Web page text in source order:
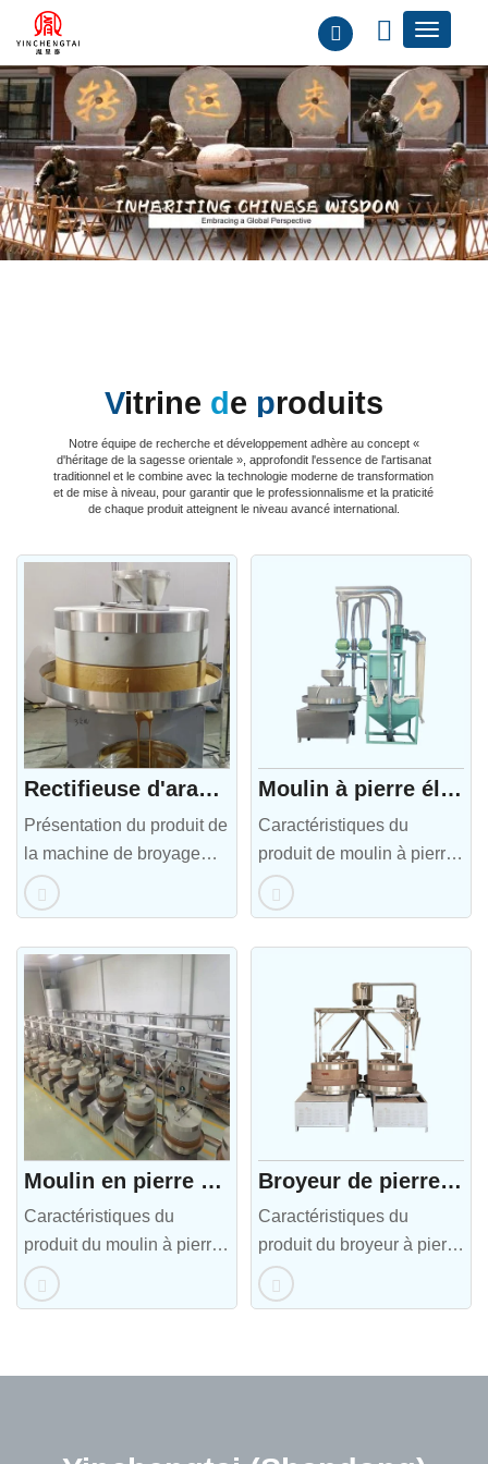
Vitrine de produits
Notre équipe de recherche et développement adhère au concept «
d'héritage de la sagesse orientale », approfondit l'essence de l'artisanat
traditionnel et le combine avec la technologie moderne de transformation
et de mise à niveau, pour garantir que le professionnalisme et la praticité
de chaque produit atteignent le niveau avancé international.
Rectifieuse d'arachide
Présentation du produit de
la machine de broyage
d'arachides Moulin à
pierre pour beurre de
machine utilisée pour
moudre des cacahuètes et
différentes noix afin de
fabriquer du beurre de
cacahuète. Elle est
généralement broyée à
basse vitesse dans un
moulin à pierre ou un…
Moulin à pierre électrique automatique
Caractéristiques du
produit de moulin à pierre
électrique automatique 1.
Comparé à la farine
pierre a une taille de
particules plus grossières,
ce qui convient à la
fabrication d'aliments qui
nécessitent un certain
moelleux et un certain
goût, tels que…
Moulin en pierre à beurre de noisettes
Caractéristiques du
produit du moulin à pierre
au beurre de noisette 1.
Technologie traditionnelle
Broyeur de pierre à sauce
Caractéristiques du
produit du broyeur à pierre
à sauce 1. Polyvalence :
le moulin à sauce